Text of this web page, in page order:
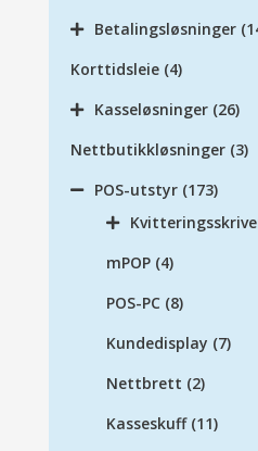
Betalingsløsninger
Korttidsleie (4)
Kasseløsninger (26)
Nettbutikkløsninger (3)
POS-utstyr (173)
mPOP (4)
POS-PC (8)
Kundedisplay (7)
Nettbrett (2)
Kasseskuff (11)